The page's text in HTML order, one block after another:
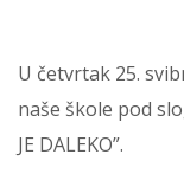
U četvrtak 25.
naše škole pod
JE DALEKO”.